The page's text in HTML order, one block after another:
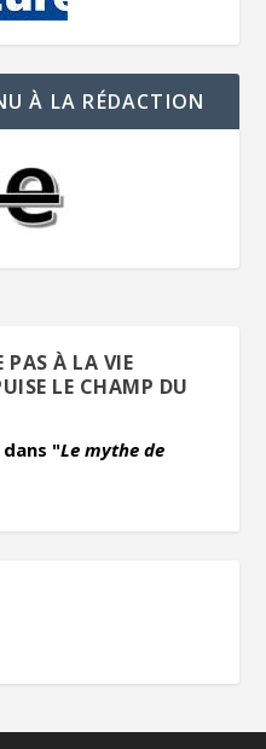
À LA RÉDACTION
À LA VIE
LE CHAMP DU
"Le mythe de